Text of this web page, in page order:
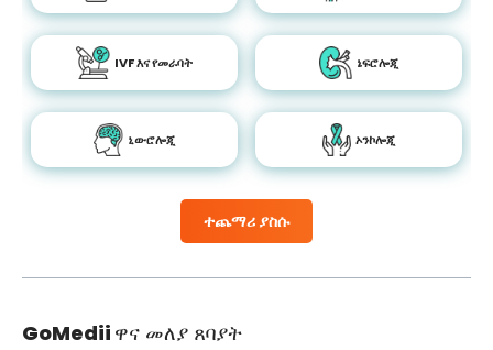
ተጨማሪ ያስሱ
IVF እና የመራባት ኔፍሮሎጂ
ኒውሮሎጂ ኦንኮሎጂ
GoMedii ዋና መለያ ጸባያት